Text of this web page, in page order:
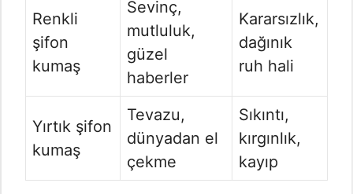
Renkli
şifon
kumaş
Sevinç,
mutluluk,
güzel
haberler
Kararsızlık,
dağınık
ruh hali
Yırtık şifon
kumaş
Tevazu,
dünyadan el
çekme
Sıkıntı,
kırgınlık,
kayıp